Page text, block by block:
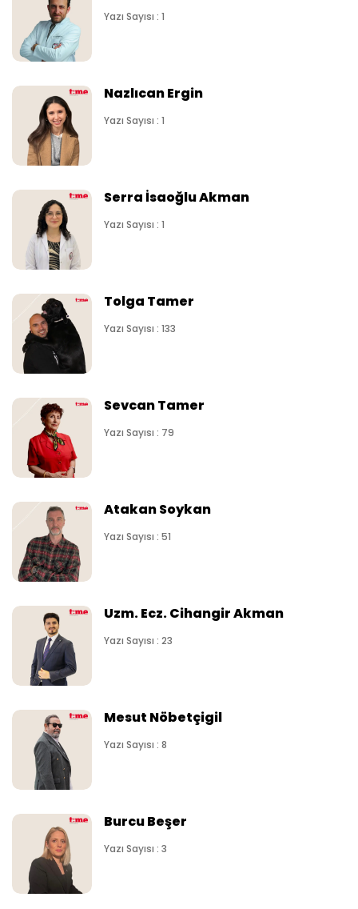
Yazı Sayısı : 1
Nazlıcan Ergin
Yazı Sayısı : 1
Serra İsaoğlu Akman
Yazı Sayısı : 1
Tolga Tamer
Yazı Sayısı : 133
Sevcan Tamer
Yazı Sayısı : 79
Atakan Soykan
Yazı Sayısı : 51
Uzm. Ecz. Cihangir Akman
Yazı Sayısı : 23
Mesut Nöbetçigil
Yazı Sayısı : 8
Burcu Beşer
Yazı Sayısı : 3